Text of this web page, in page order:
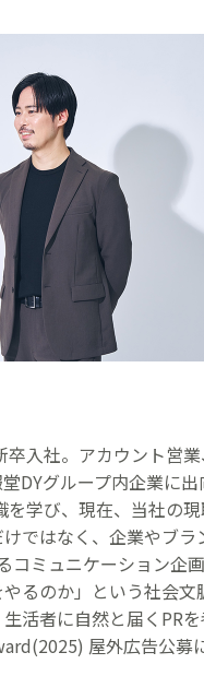
卒入社。アカウント営
DYグループ内企業に出
学び、現在、当社の現
ではなく、企業やブラ
コミュニケーション企
るのか」という社会文
活者に自然と届くPRを
屋外広告公募